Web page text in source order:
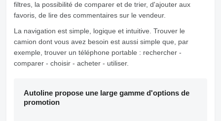
filtres, la possibilité de comparer et de trier, d'ajouter aux
favoris, de lire des commentaires sur le vendeur.
La navigation est simple, logique et intuitive. Trouver le
camion dont vous avez besoin est aussi simple que, par
exemple, trouver un téléphone portable : rechercher -
comparer - choisir - acheter - utiliser.
Autoline propose une large gamme d'options de
promotion